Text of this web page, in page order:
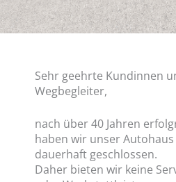
Sehr geehrte Kundinnen
Wegbegleiter,
nach über 40 Jahren
haben wir unser
dauerhaft geschlossen.
Daher bieten wir keine